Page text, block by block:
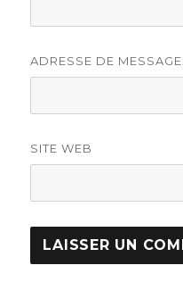
ADRESSE DE
SITE WEB